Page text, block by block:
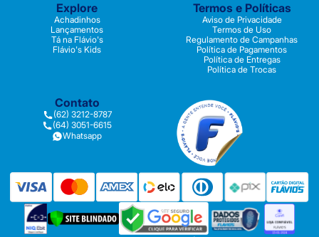
Explore
Achadinhos
Lançamentos
Tá na Flávio's
Flávio's Kids
Termos e Políticas
Aviso de Privacidade
Termos de Uso
Regulamento de Campanhas
Política de Pagamentos
Política de Entregas
Política de Trocas
Contato
(62) 3212-8787
(64) 3051-6615
Whatsapp